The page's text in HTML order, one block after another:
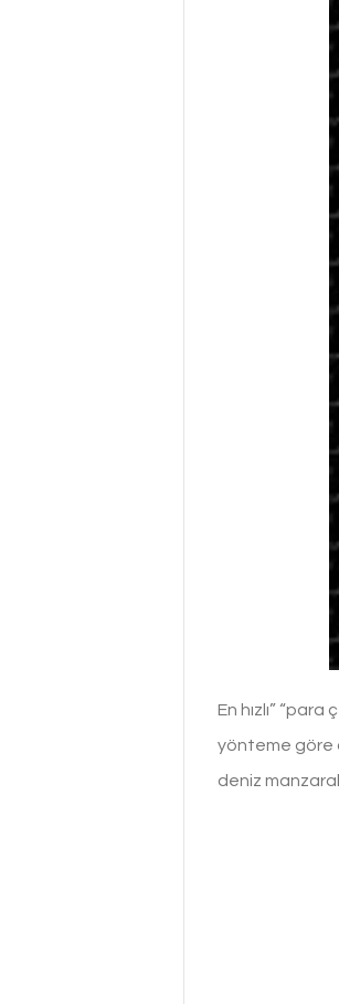
En hızlı”
yönteme göre
deniz